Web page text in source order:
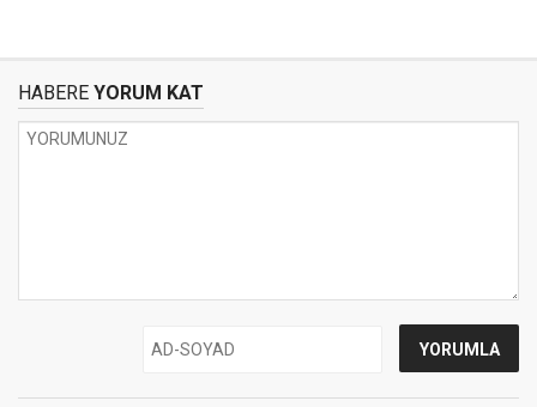
HABERE YORUM KAT